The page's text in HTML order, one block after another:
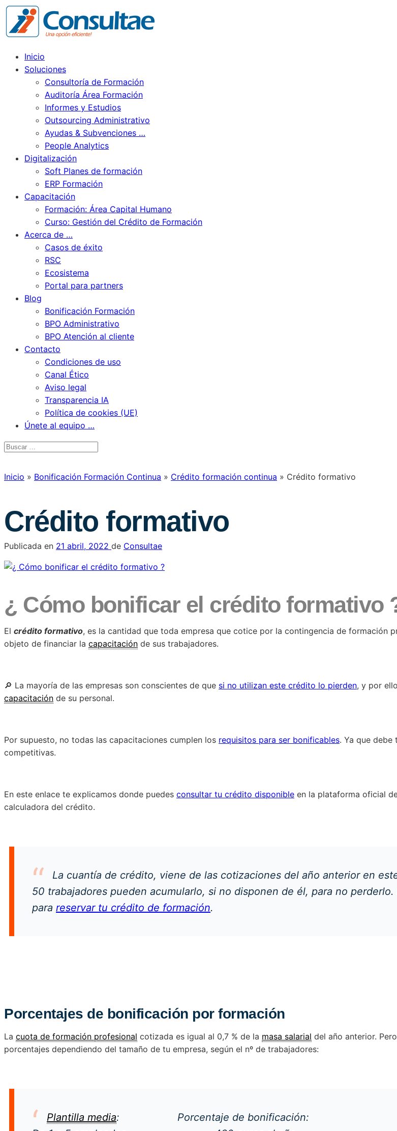
Inicio
Soluciones
Consultoría de Formación
Auditoría Área Formación
Informes y Estudios
Outsourcing Administrativo
Ayudas & Subvenciones …
People Analytics
Digitalización
Soft Planes de formación
ERP Formación
Capacitación
Formación: Área Capital Humano
Curso: Gestión del Crédito de Formación
Acerca de …
Casos de éxito
RSC
Ecosistema
Portal para partners
Blog
Bonificación Formación
BPO Administrativo
BPO Atención al cliente
Contacto
Condiciones de uso
Canal Ético
Aviso legal
Transparencia IA
Política de cookies (UE)
Únete al equipo …
Inicio » Bonificación Formación Continua » Crédito formación continua » Crédito formativo
Crédito formativo
Publicada en 21 abril, 2022 de Consultae
¿ Cómo bonificar el crédito formativo
El crédito formativo, es la cantidad que toda empresa que cotice por la contingencia de formación
objeto de financiar la capacitación de sus trabajadores.
🔎 La mayoría de las empresas son conscientes de que si no utilizan este crédito lo pierden, y por
capacitación de su personal.
Por supuesto, no todas las capacitaciones cumplen los requisitos para ser bonificables. Ya que debe
competitivas.
En este enlace te explicamos donde puedes consultar tu crédito disponible en la plataforma oficial
calculadora del crédito.
La cuantía de crédito, viene de las cotizaciones del año anterior en
50 trabajadores pueden acumularlo, si no disponen de él, para no
para reservar tu crédito de formación.
Porcentajes de bonificación por formación
La cuota de formación profesional cotizada es igual al 0,7 % de la masa salarial del año anterior.
porcentajes dependiendo del tamaño de tu empresa, según el nº de trabajadores:
Plantilla media: Porcentaje de bonificación: